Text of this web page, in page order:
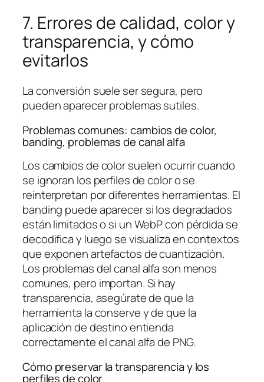
7. Errores de calidad, color y
transparencia, y cómo
evitarlos
La conversión suele ser segura, pero
pueden aparecer problemas sutiles.
Problemas comunes: cambios de color,
banding, problemas de canal alfa
Los cambios de color suelen ocurrir cuando
se ignoran los perfiles de color o se
reinterpretan por diferentes herramientas. El
banding puede aparecer si los degradados
están limitados o si un WebP con pérdida se
decodifica y luego se visualiza en contextos
que exponen artefactos de cuantización.
Los problemas del canal alfa son menos
comunes, pero importan. Si hay
transparencia, asegúrate de que la
herramienta la conserve y de que la
aplicación de destino entienda
correctamente el canal alfa de PNG.
Cómo preservar la transparencia y los
perfiles de color